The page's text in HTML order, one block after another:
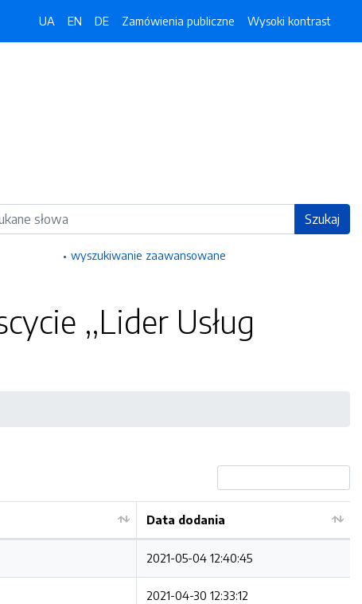
UA EN DE Zamówienia publiczne Wysoki kontrast
Szukaj
wyszukiwanie zaawansowane
,,Lider Usług
Data dodania
2021-05-04 12:40:45
2021-04-30 12:33:12